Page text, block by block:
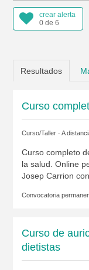
crear alerta
0 de 6
Resultados
Curso
Curso/Taller · A
Curso completo
la salud. Online
Josep Carrion
Convocatoria
Curso de
dietistas